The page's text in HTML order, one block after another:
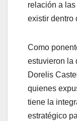
relación a
existir dentro
Como
estuvieron la
Dorelis
quienes
tiene la
estratégico